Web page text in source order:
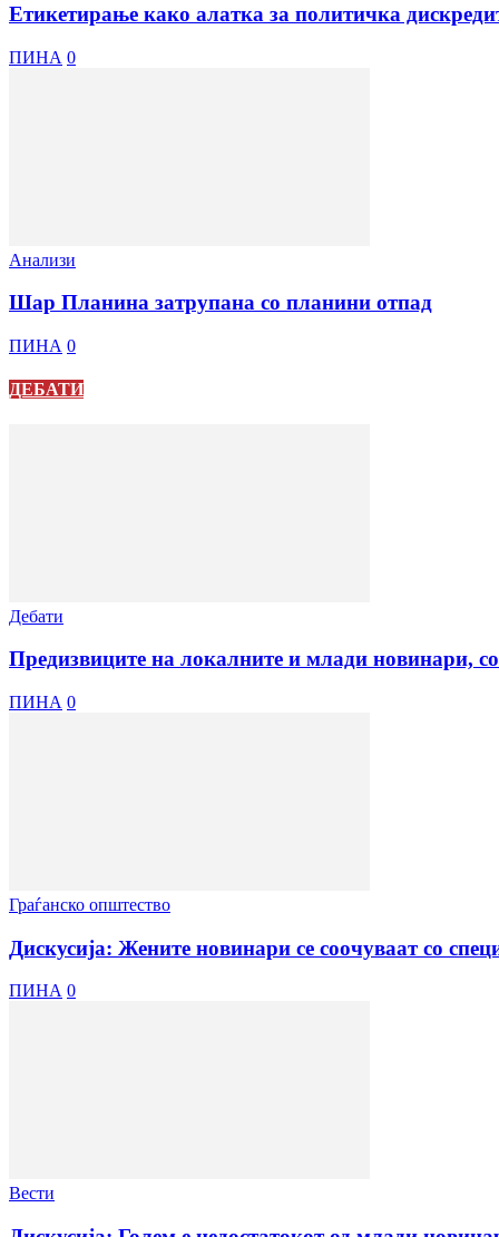
Етикетирање како алатка за политичка
ПИНА 0
Анализи
Шар Планина затрупана со планини отпад
ПИНА 0
ДЕБАТИ
Дебати
Предизвиците на локалните и млади новинари,
ПИНА 0
Граѓанско општество
Дискусија: Жените новинари се соочуваат со
ПИНА 0
Вести